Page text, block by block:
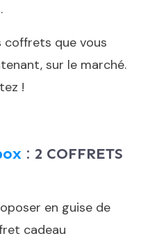
coffrets que vous
sur le marché.
!
: 2 COFFRETS
en guise de
cadeau